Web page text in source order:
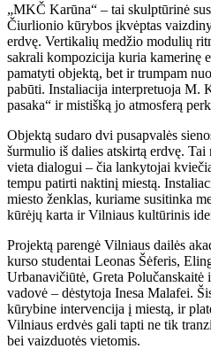
„MKČ Karūna“ – tai skulptūrinė
Čiurlionio kūrybos įkvėptas
erdvę. Vertikalių medžio modulių
sakrali kompozicija kuria kamerinę
pamatyti objektą, bet ir trumpam
pabūti. Instaliacija interpretuoja M.
pasaka“ ir mistišką jo atmosferą
Objektą sudaro dvi pusapvalės
šurmulio iš dalies atskirtą erdvę.
vieta dialogui – čia lankytojai
tempu patirti naktinį miestą.
miesto ženklas, kuriame susitinka
kūrėjų karta ir Vilniaus kultūrinis
Projektą parengė Vilniaus dailės
kurso studentai Leonas Šėferis,
Urbanavičiūtė, Greta Polučanskaitė
vadovė – dėstytoja Inesa Malafei.
kūrybine intervencija į miestą, ir
Vilniaus erdvės gali tapti ne tik
bei vaizduotės vietomis.